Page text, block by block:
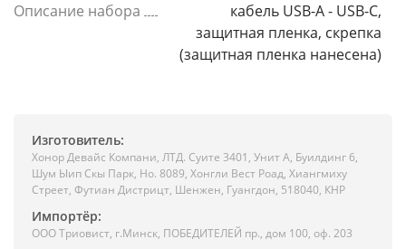
Описание набора
кабель USB-A - USB-C,
защитная пленка, скрепка
(защитная пленка нанесена)
Изготовитель:
Хонор Девайс Компани, ЛТД. Суите 3401, Унит A, Буилдинг 6,
Шум Ыип Скы Парк, Но. 8089, Хонгли Вест Роад, Xиангмиху
Стреет, Футиан Дистрицт, Шенжен, Гуангдон, 518040, КНР
Импортёр:
ООО Триовист, г.Минск, ПОБЕДИТЕЛЕЙ пр., дом 100, оф. 203